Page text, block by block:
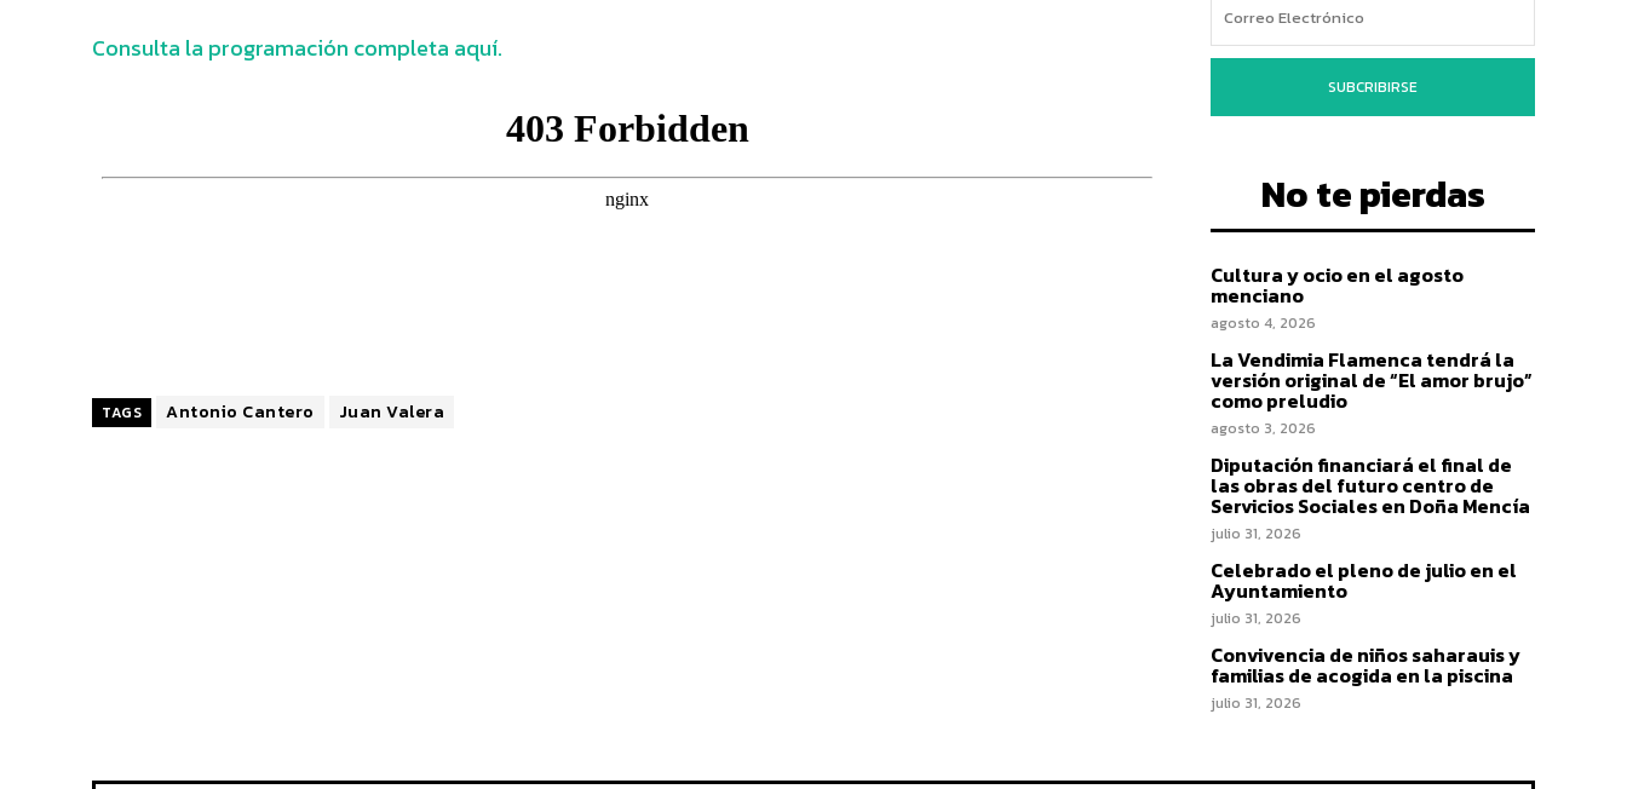
Consulta la programación completa aquí.
TAGS Antonio Cantero Juan Valera
SUBCRIBIRSE
No te pierdas
Cultura y ocio en el agosto
menciano
agosto 4, 2026
La Vendimia Flamenca tendrá la
versión original de “El amor brujo”
como preludio
agosto 3, 2026
Diputación financiará el final de
las obras del futuro centro de
Servicios Sociales en Doña Mencía
julio 31, 2026
Celebrado el pleno de julio en el
Ayuntamiento
julio 31, 2026
Convivencia de niños saharauis y
familias de acogida en la piscina
julio 31, 2026